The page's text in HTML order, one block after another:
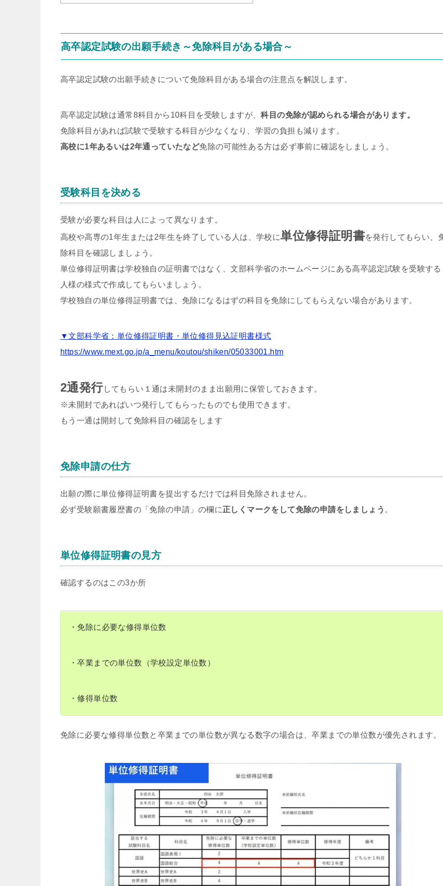
高卒認定試験の出願手続き～免除科目がある場合～
高卒認定試験の出願手続きについて免除科目がある場合の注意点を解説します。
高卒認定試験は通常8科目から10科目を受験しますが、科目の免除が認められる場合があります。
免除科目があれば試験で受験する科目が少なくなり、学習の負担も減ります。
高校に1年あるいは2年通っていたなど免除の可能性ある方は必ず事前に確認をしましょう。
受験科目を決める
受験が必要な科目は人によって異なります。
高校や高専の1年生または2年生を終了している人は、学校に単位修得証明書を発行してもらい、
除科目を確認しましょう。
単位修得証明書は学校独自の証明書ではなく、文部科学省のホームページにある高卒認定試験を受験する
人様の様式で作成してもらいましょう。
学校独自の単位修得証明書では、免除になるはずの科目を免除にしてもらえない場合があります。
▼文部科学省：単位修得証明書・単位修得見込証明書様式
https://www.mext.go.jp/a_menu/koutou/shiken/05033001.htm
2通発行してもらい１通は未開封のまま出願用に保管しておきます。
※未開封であればいつ発行してもらったものでも使用できます。
もう一通は開封して免除科目の確認をします
免除申請の仕方
出願の際に単位修得証明書を提出するだけでは科目免除されません。
必ず受験願書履歴書の「免除の申請」の欄に正しくマークをして免除の申請をしましょう 。
単位修得証明書の見方
確認するのはこの3か所
・免除に必要な修得単位数
・卒業までの単位数（学校設定単位数）
・修得単位数
免除に必要な修得単位数と卒業までの単位数が異なる数字の場合は、卒業までの単位数が優先されます。